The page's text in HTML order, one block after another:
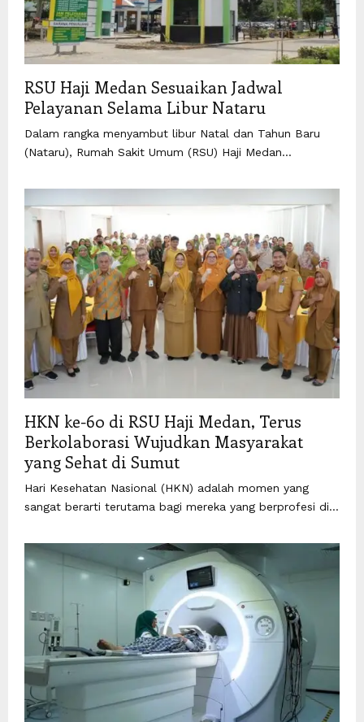
RSU Haji Medan Sesuaikan Jadwal
Pelayanan Selama Libur Nataru
Dalam rangka menyambut libur Natal dan Tahun Baru
(Nataru), Rumah Sakit Umum (RSU) Haji Medan...
HKN ke-60 di RSU Haji Medan, Terus
Berkolaborasi Wujudkan Masyarakat
yang Sehat di Sumut
Hari Kesehatan Nasional (HKN) adalah momen yang
sangat berarti terutama bagi mereka yang berprofesi di...